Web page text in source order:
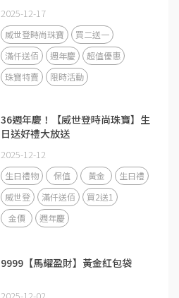
2025-12-17
威世登時尚珠寶
買二送一
滿仟送佰
週年慶
超值優惠
珠寶特賣
限時活動
36週年慶！【威世登時尚珠寶】生
日送好禮大放送
2025-12-12
生日禮物 保值 黃金
生日禮
威世登
滿仟送佰
買2送1
金價
週年慶
9999【馬耀盈財】黃金紅包袋